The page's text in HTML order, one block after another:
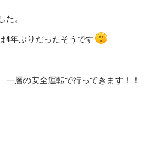
。
4年ぶりだったそうです
一層の安全運転で行ってきます！！